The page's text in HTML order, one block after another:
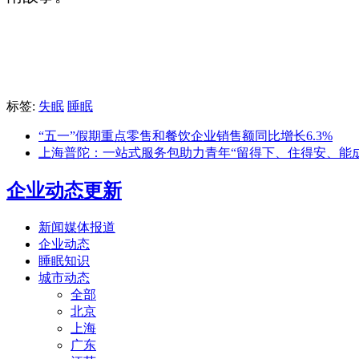
标签: 失眠 睡眠
“五一”假期重点零售和餐饮企业销售额同比增长6.3%
上海普陀：一站式服务包助力青年“留得下、住得安、能
企业动态更新
新闻媒体报道
企业动态
睡眠知识
城市动态
全部
北京
上海
广东